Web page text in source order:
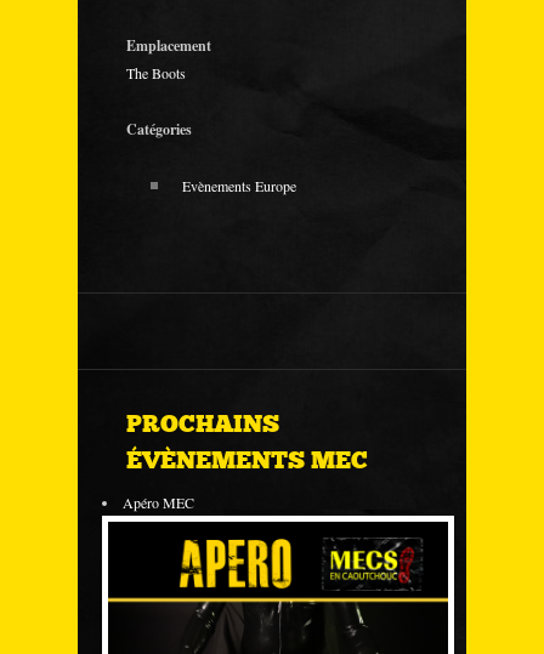
Emplacement
The Boots
Catégories
Evènements Europe
PROCHAINS
ÉVÈNEMENTS MEC
Apéro MEC